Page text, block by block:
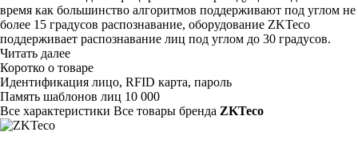
время как большинство алгоритмов поддерживают под углом не
более 15 градусов распознавание, оборудование ZKTeco
поддерживает распознавание лиц под углом до 30 градусов.
Читать далее
Коротко о товаре
Идентификация лицо, RFID карта, пароль
Память шаблонов лиц 10 000
Все характеристики Все товары бренда ZKTeco